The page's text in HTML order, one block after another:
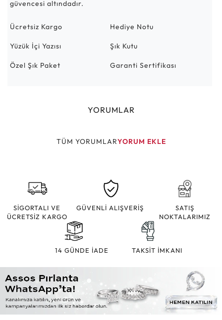
güvencesi altındadır.
Ücretsiz Kargo Hediye Notu
Yüzük İçi Yazısı Şık Kutu
Özel Şık Paket Garanti Sertifikası
YORUMLAR
TÜM YORUMLARYORUM EKLE
SİGORTALI VE
ÜCRETSİZ KARGO
GÜVENLİ ALIŞVERİŞ
SATIŞ
NOKTALARIMIZ
14 GÜNDE İADE TAKSİT İMKANI